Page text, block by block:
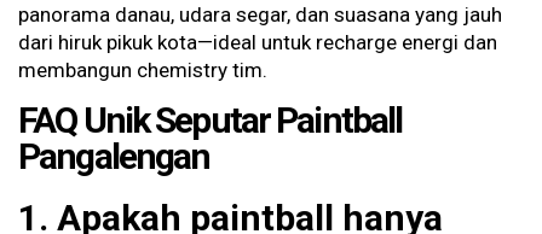
panorama danau, udara segar, dan suasana yang jauh
dari hiruk pikuk kota—ideal untuk recharge energi dan
membangun chemistry tim.
FAQ Unik Seputar Paintball
Pangalengan
1. Apakah paintball hanya